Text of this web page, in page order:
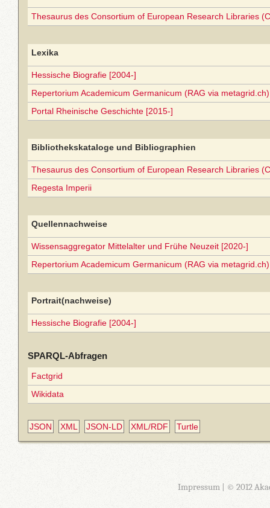
Thesaurus des Consortium of European Research Libraries
Lexika
Hessische Biografie [2004-]
Repertorium Academicum Germanicum (RAG via
Portal Rheinische Geschichte [2015-]
Bibliothekskataloge und Bibliographien
Thesaurus des Consortium of European Research Libraries
Regesta Imperii
Quellennachweise
Wissensaggregator Mittelalter und Frühe Neuzeit [2020-]
Repertorium Academicum Germanicum (RAG via
Portrait(nachweise)
Hessische Biografie [2004-]
SPARQL-Abfragen
Factgrid
Wikidata
JSON XML JSON-LD XML/RDF Turtle
Impressum| © 2012